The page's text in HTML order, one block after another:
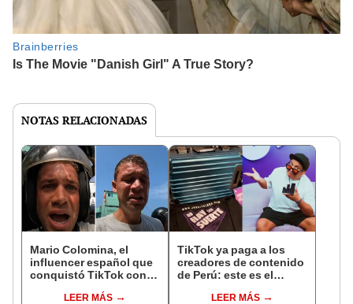
NOTAS RELACIONADAS
Mario Colomina, el
influencer español que
conquistó TikTok con
"Mi amor nació por la
LEER MÁS
TikTok ya paga a los
creadores de contenido
de Perú: este es el
llegar a cobrar por 1.000
LEER MÁS